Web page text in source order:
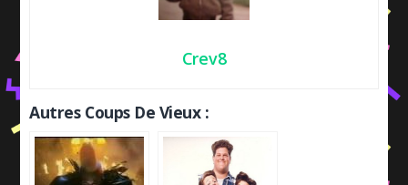
Crev8
Autres Coups De Vieux :